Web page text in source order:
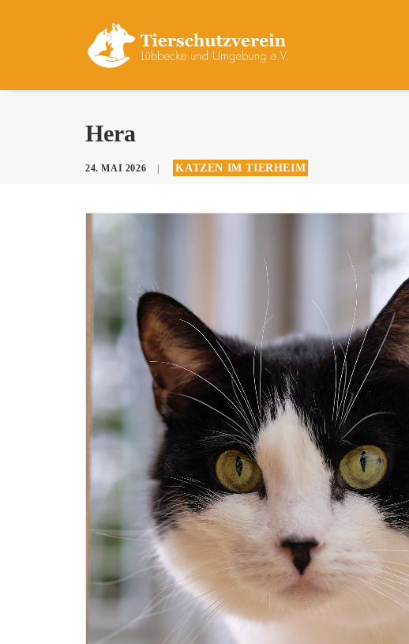
Hera
24. MAI 2026 KATZEN IM TIERHEIM